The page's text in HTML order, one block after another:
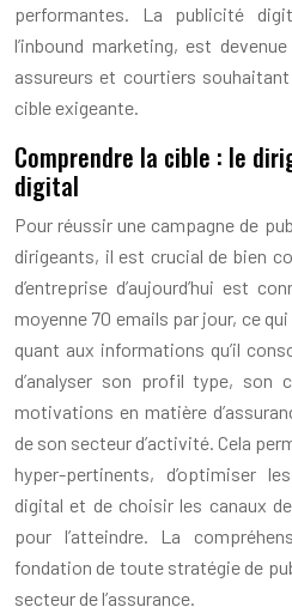
performantes. La publicité
l’inbound marketing, est
assureurs et courtiers
cible exigeante.
Comprendre la cible : le
digital
Pour réussir une campagne de
dirigeants, il est crucial de bien
d’entreprise d’aujourd’hui est
moyenne 70 emails par jour, ce
quant aux informations qu’il
d’analyser son profil type, son
motivations en matière
de son secteur d’activité. Cela
hyper-pertinents, d’optimiser
digital et de choisir les canaux
pour l’atteindre. La
fondation de toute stratégie de
secteur de l’assurance.